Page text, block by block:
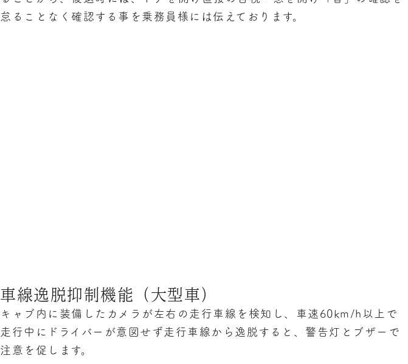
怠ることなく確認する事を乗務員様には伝えております。
車線逸脱抑制機能（大型車）
キャブ内に装備したカメラが左右の走行車線を検知し、車速60km/h以上で
走行中にドライバーが意図せず走行車線から逸脱すると、警告灯とブザーで
注意を促します。